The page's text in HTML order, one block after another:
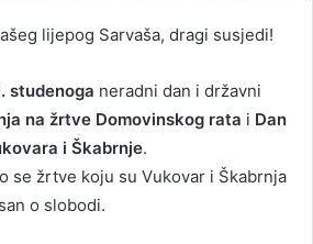
lijepog Sarvaša, dragi susjedi!
studenoga neradni dan i državni
na žrtve Domovinskog rata i Dan
i Škabrnje.
se žrtve koju su Vukovar i Škabrnja
o slobodi.